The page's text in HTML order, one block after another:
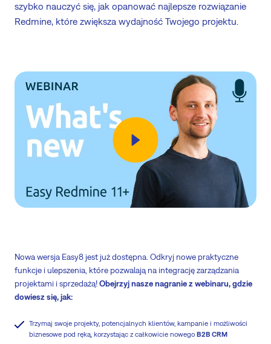
szybko nauczyć się, jak opanować najlepsze rozwiązanie
Redmine, które zwiększa wydajność Twojego projektu.
Nowa wersja Easy8 jest już dostępna. Odkryj nowe praktyczne
funkcje i ulepszenia, które pozwalają na integrację zarządzania
projektami i sprzedażą!Obejrzyj nasze nagranie z webinaru, gdzie
dowiesz się, jak:
Trzymaj swoje projekty, potencjalnych klientów, kampanie i możliwości
biznesowe pod ręką, korzystając z całkowicie nowego B2B CRM